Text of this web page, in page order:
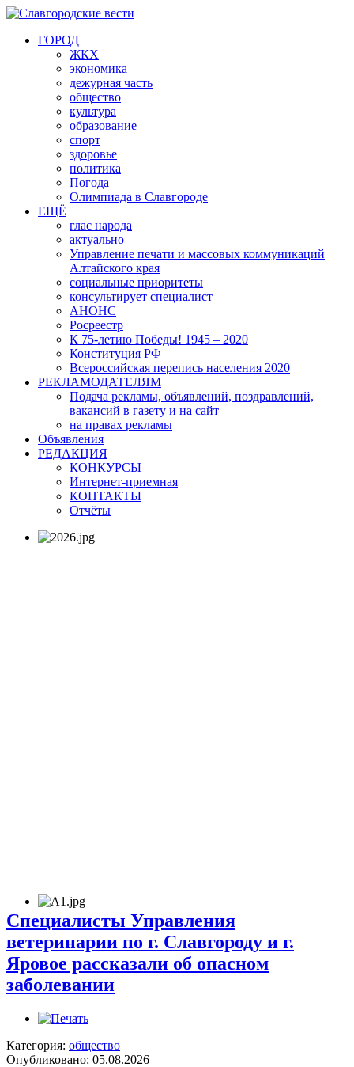
ГОРОД
ЖКХ
экономика
дежурная часть
общество
культура
образование
спорт
здоровье
политика
Погода
Олимпиада в Славгороде
ЕЩЁ
глас народа
актуально
Управление печати и массовых коммуникаций
Алтайского края
социальные приоритеты
консультирует специалист
АНОНС
Росреестр
К 75-летию Победы! 1945 – 2020
Конституция РФ
Всероссийская перепись населения 2020
РЕКЛАМОДАТЕЛЯМ
Подача рекламы, объявлений, поздравлений,
вакансий в газету и на сайт
на правах рекламы
Объявления
РЕДАКЦИЯ
КОНКУРСЫ
Интернет-приемная
КОНТАКТЫ
Отчёты
Специалисты Управления
ветеринарии по г. Славгороду и г.
Яровое рассказали об опасном
заболевании
Категория: общество
Опубликовано: 05.08.2026